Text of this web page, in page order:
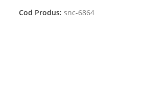
Cod Produs: snc-6864